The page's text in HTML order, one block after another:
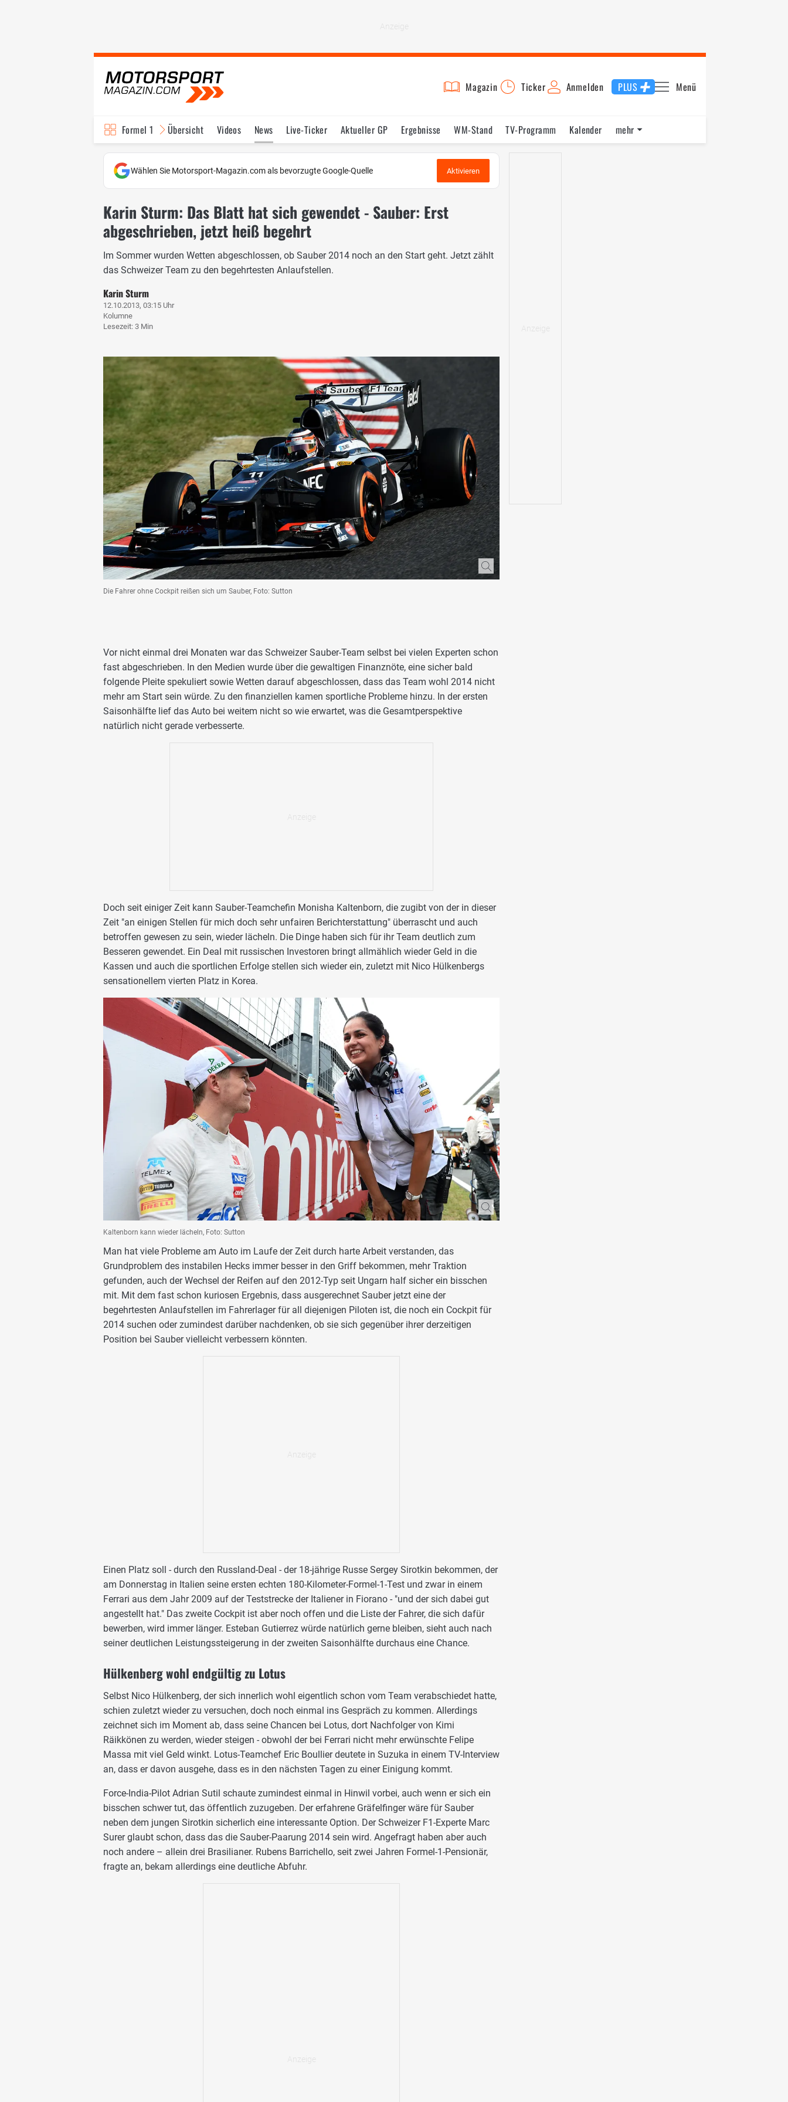
Magazin Ticker Anmelden PLUS Menü
Formel 1 Übersicht Videos News Live-Ticker Aktueller GP Ergebnisse WM-Stand TV-Programm
Kalender
Fahrer & Teams
Bilder Termine Statistik Testfahrten Reglement Lexikon
mehr
Wählen Sie Motorsport-Magazin.com als bevorzugte Google-Quelle Aktivieren
Karin Sturm: Das Blatt hat sich gewendet - Sauber: Erst
abgeschrieben, jetzt heiß begehrt
Im Sommer wurden Wetten abgeschlossen, ob Sauber 2014 noch an den Start geht. Jetzt zählt
das Schweizer Team zu den begehrtesten Anlaufstellen.
Karin Sturm
12.10.2013, 03:15 Uhr
Kolumne
Lesezeit: 3 Min
Die Fahrer ohne Cockpit reißen sich um Sauber, Foto: Sutton
Vor nicht einmal drei Monaten war das Schweizer Sauber-Team selbst bei vielen Experten schon
fast abgeschrieben. In den Medien wurde über die gewaltigen Finanznöte, eine sicher bald
folgende Pleite spekuliert sowie Wetten darauf abgeschlossen, dass das Team wohl 2014 nicht
mehr am Start sein würde. Zu den finanziellen kamen sportliche Probleme hinzu. In der ersten
Saisonhälfte lief das Auto bei weitem nicht so wie erwartet, was die Gesamtperspektive
natürlich nicht gerade verbesserte.
Doch seit einiger Zeit kann Sauber-Teamchefin Monisha Kaltenborn, die zugibt von der in dieser
Zeit "an einigen Stellen für mich doch sehr unfairen Berichterstattung" überrascht und auch
betroffen gewesen zu sein, wieder lächeln. Die Dinge haben sich für ihr Team deutlich zum
Besseren gewendet. Ein Deal mit russischen Investoren bringt allmählich wieder Geld in die
Kassen und auch die sportlichen Erfolge stellen sich wieder ein, zuletzt mit Nico Hülkenbergs
sensationellem vierten Platz in Korea.
Kaltenborn kann wieder lächeln, Foto: Sutton
Man hat viele Probleme am Auto im Laufe der Zeit durch harte Arbeit verstanden, das
Grundproblem des instabilen Hecks immer besser in den Griff bekommen, mehr Traktion
gefunden, auch der Wechsel der Reifen auf den 2012-Typ seit Ungarn half sicher ein bisschen
mit. Mit dem fast schon kuriosen Ergebnis, dass ausgerechnet Sauber jetzt eine der
begehrtesten Anlaufstellen im Fahrerlager für all diejenigen Piloten ist, die noch ein Cockpit für
2014 suchen oder zumindest darüber nachdenken, ob sie sich gegenüber ihrer derzeitigen
Position bei Sauber vielleicht verbessern könnten.
Einen Platz soll - durch den Russland-Deal - der 18-jährige Russe Sergey Sirotkin bekommen, der
am Donnerstag in Italien seine ersten echten 180-Kilometer-Formel-1-Test und zwar in einem
Ferrari aus dem Jahr 2009 auf der Teststrecke der Italiener in Fiorano - "und der sich dabei gut
angestellt hat." Das zweite Cockpit ist aber noch offen und die Liste der Fahrer, die sich dafür
bewerben, wird immer länger. Esteban Gutierrez würde natürlich gerne bleiben, sieht auch nach
seiner deutlichen Leistungssteigerung in der zweiten Saisonhälfte durchaus eine Chance.
Hülkenberg wohl endgültig zu Lotus
Selbst Nico Hülkenberg, der sich innerlich wohl eigentlich schon vom Team verabschiedet hatte,
schien zuletzt wieder zu versuchen, doch noch einmal ins Gespräch zu kommen. Allerdings
zeichnet sich im Moment ab, dass seine Chancen bei Lotus, dort Nachfolger von Kimi
Räikkönen zu werden, wieder steigen - obwohl der bei Ferrari nicht mehr erwünschte Felipe
Massa mit viel Geld winkt. Lotus-Teamchef Eric Boullier deutete in Suzuka in einem TV-Interview
an, dass er davon ausgehe, dass es in den nächsten Tagen zu einer Einigung kommt.
Force-India-Pilot Adrian Sutil schaute zumindest einmal in Hinwil vorbei, auch wenn er sich ein
bisschen schwer tut, das öffentlich zuzugeben. Der erfahrene Gräfelfinger wäre für Sauber
neben dem jungen Sirotkin sicherlich eine interessante Option. Der Schweizer F1-Experte Marc
Surer glaubt schon, dass das die Sauber-Paarung 2014 sein wird. Angefragt haben aber auch
noch andere – allein drei Brasilianer. Rubens Barrichello, seit zwei Jahren Formel-1-Pensionär,
fragte an, bekam allerdings eine deutliche Abfuhr.